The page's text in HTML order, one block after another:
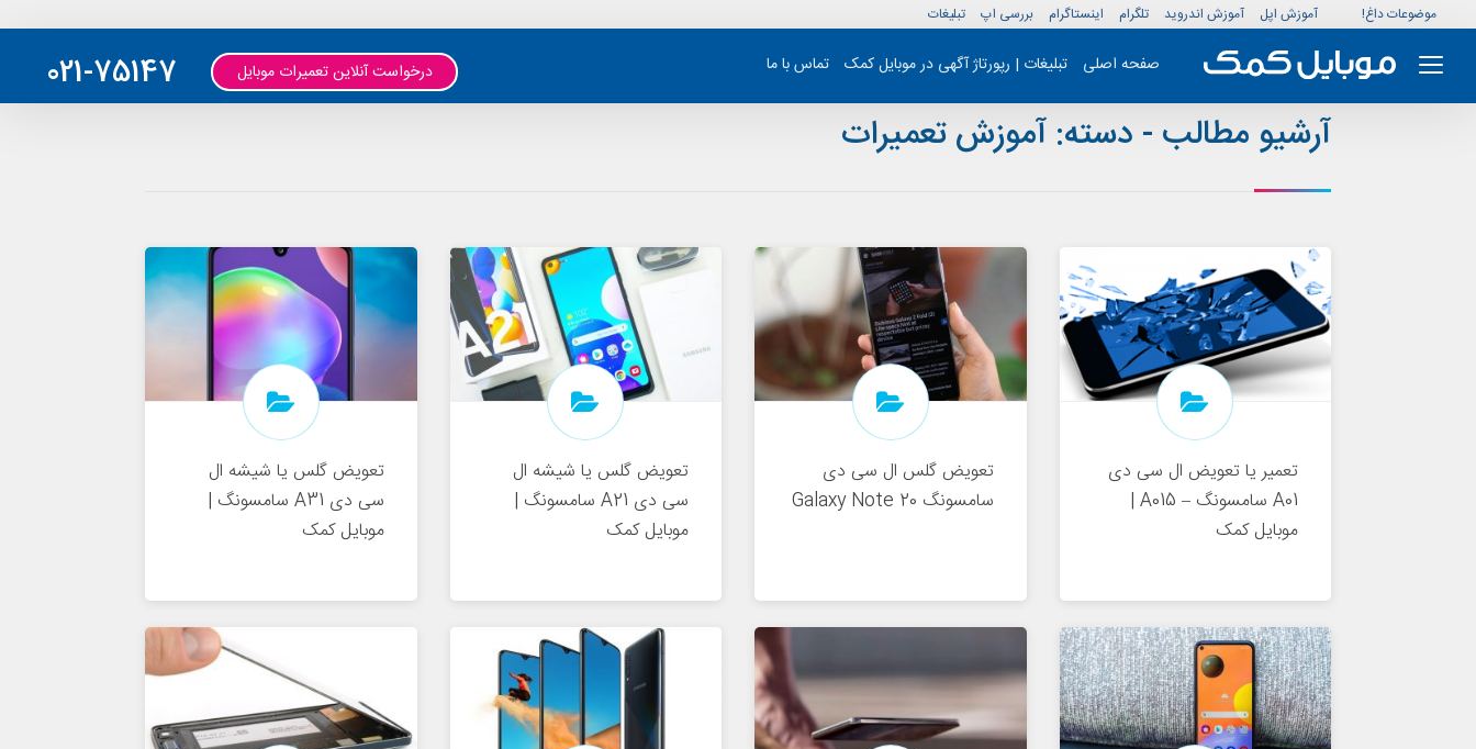
موضوعات داغ! آموزش اپل آموزش اندروید تلگرام اینستاگرام بررسی اپ تبلیغات
صفحه اصلی تبلیغات | رپورتاژ آگهی در موبایل کمک تماس با ما 021-75147 درخواست آنلاین تعمیرات موبایل
آرشیو مطالب - دسته: آموزش تعمیرات
تعمیر یا تعویض ال سی دی
A01 سامسونگ – A015 |
موبایل کمک
تعویض گلس ال سی دی
سامسونگ Galaxy Note 20
تعویض گلس یا شیشه ال
سی دی A21 سامسونگ |
موبایل کمک
تعویض گلس یا شیشه ال
سی دی A31 سامسونگ |
موبایل کمک